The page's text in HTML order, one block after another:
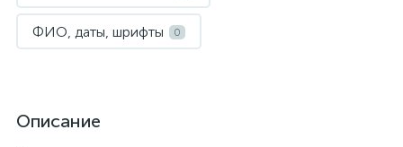
ФИО, даты, шрифты 0
Описание